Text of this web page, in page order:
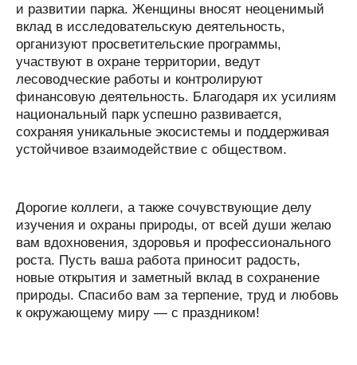
и развитии парка. Женщины вносят неоценимый
вклад в исследовательскую деятельность,
организуют просветительские программы,
участвуют в охране территории, ведут
лесоводческие работы и контролируют
финансовую деятельность. Благодаря их усилиям
национальный парк успешно развивается,
сохраняя уникальные экосистемы и поддерживая
устойчивое взаимодействие с обществом.
Дорогие коллеги, а также сочувствующие делу
изучения и охраны природы, от всей души желаю
вам вдохновения, здоровья и профессионального
роста. Пусть ваша работа приносит радость,
новые открытия и заметный вклад в сохранение
природы. Спасибо вам за терпение, труд и любовь
к окружающему миру — с праздником!